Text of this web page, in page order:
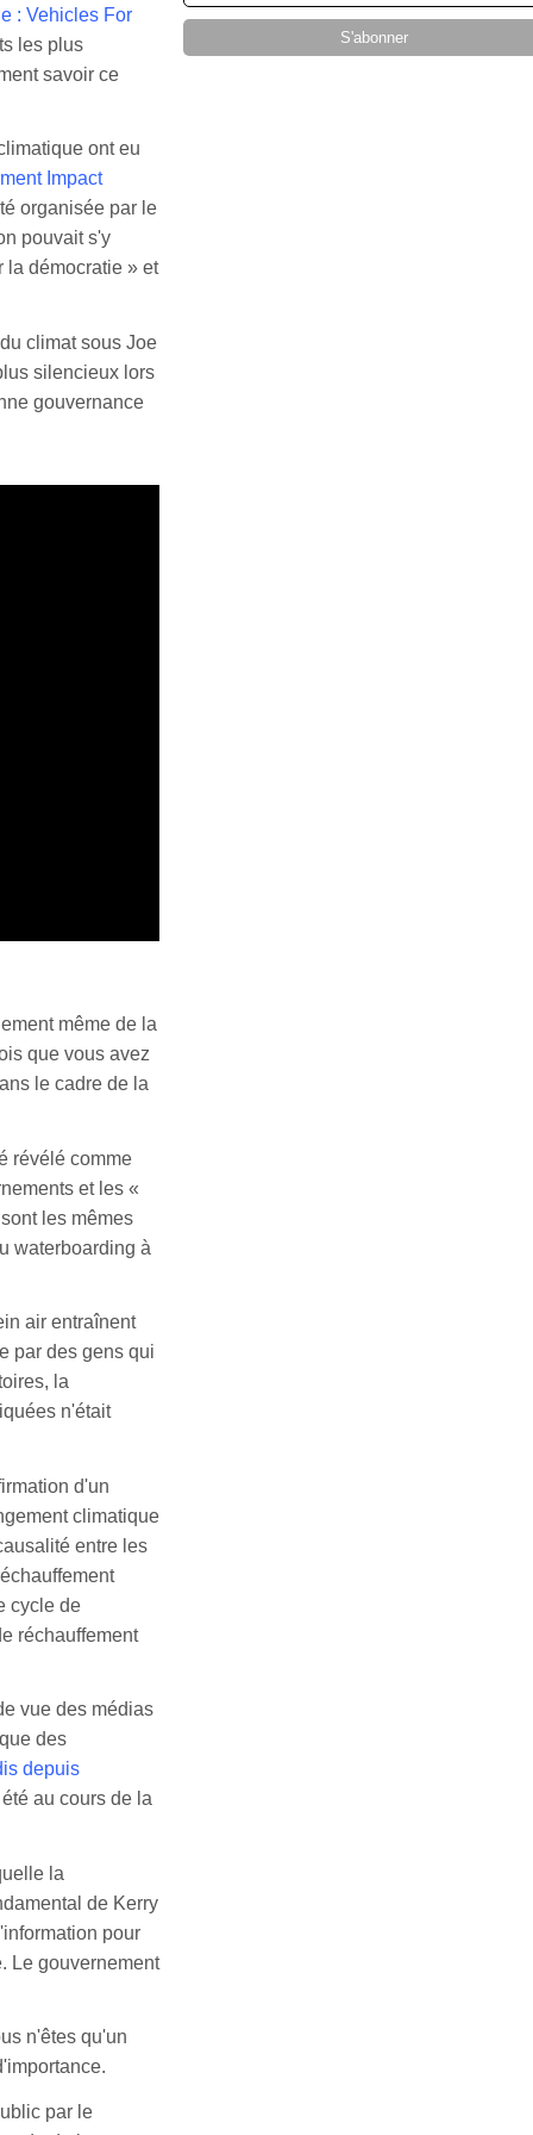
: Vehicles For
les plus
savoir ce
ont eu
Impact
organisée par le
pouvait s'y
la démocratie » et
climat sous Joe
silencieux lors
gouvernance
même de la
que vous avez
le cadre de la
révélé comme
et les «
les mêmes
waterboarding à
air entraînent
par des gens qui
la
n'était
d'un
climatique
entre les
cycle de
réchauffement
vue des médias
des
depuis
au cours de la
la
de Kerry
pour
Le gouvernement
n'êtes qu'un
par le